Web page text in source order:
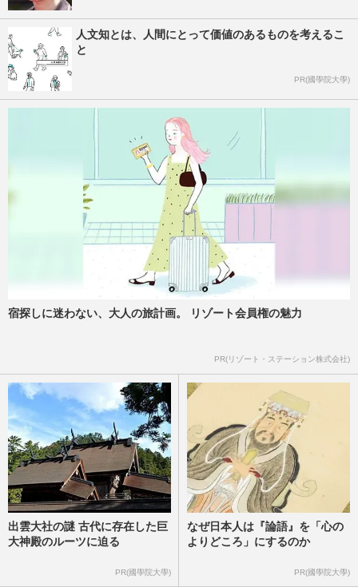
人文知とは、人間にとって価値のあるものを考えるこ
と
PR(國學院大學)
宿探しに迷わない、大人の旅計画。 リゾート会員権の魅力
PR(リゾート・ステーション株式会社)
出雲大社の謎 古代に存在した巨
大神殿のルーツに迫る
PR(國學院大學)
なぜ日本人は『論語』を「心の
よりどころ」にするのか
PR(國學院大學)